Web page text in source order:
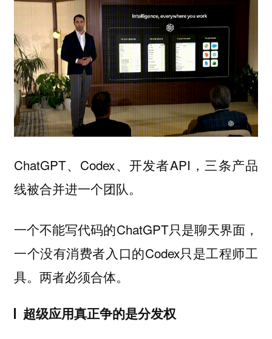
ChatGPT、Codex、开发者API，三条产品
线被合并进一个团队。
一个不能写代码的ChatGPT只是聊天界面，
一个没有消费者入口的Codex只是工程师工
具。两者必须合体。
超级应用真正争的是分发权